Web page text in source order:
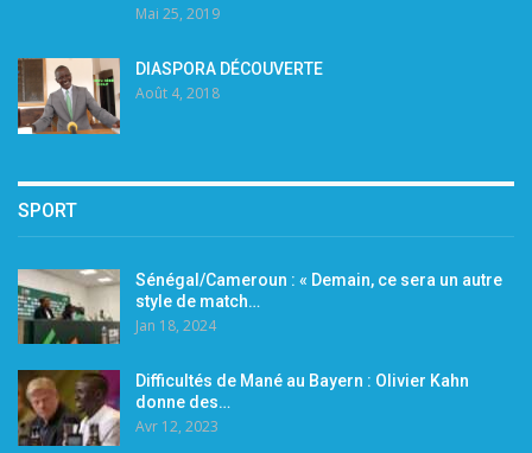
Mai 25, 2019
DIASPORA DÉCOUVERTE
Août 4, 2018
SPORT
Sénégal/Cameroun : « Demain, ce sera un autre
style de match…
Jan 18, 2024
Difficultés de Mané au Bayern : Olivier Kahn
donne des…
Avr 12, 2023